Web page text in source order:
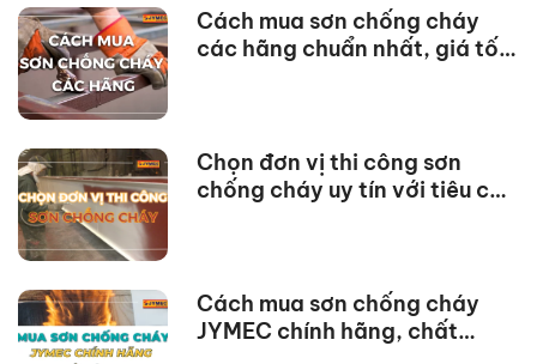
Cách mua sơn chống cháy
các hãng chuẩn nhất, giá tốt
Chọn đơn vị thi công sơn
chống cháy uy tín với tiêu chí
Cách mua sơn chống cháy
JYMEC chính hãng, chất